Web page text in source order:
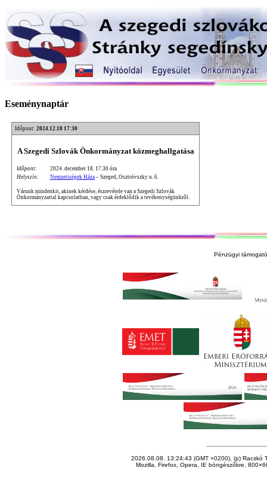
Eseménynaptár
Időpont: 2024.12.18 17:30
A Szegedi Szlovák Önkormányzat közmeghallgatása
Időpont:
2024. december 18. 17.30 óra
Helyszín:
Nemzetiségek Háza – Szeged, Osztróvszky u. 6.
Várunk mindenkit, akinek kérdése, észrevétele van a Szegedi Szlovák
Önkormányzattal kapcsolatban, vagy csak érdeklődik a tevékenységünkről.
Pénzügyi
2026.08.08. 13:24:43 (GMT +0200), (p) Racskó
Mozilla, Firefox, Opera, IE böngészőkre,